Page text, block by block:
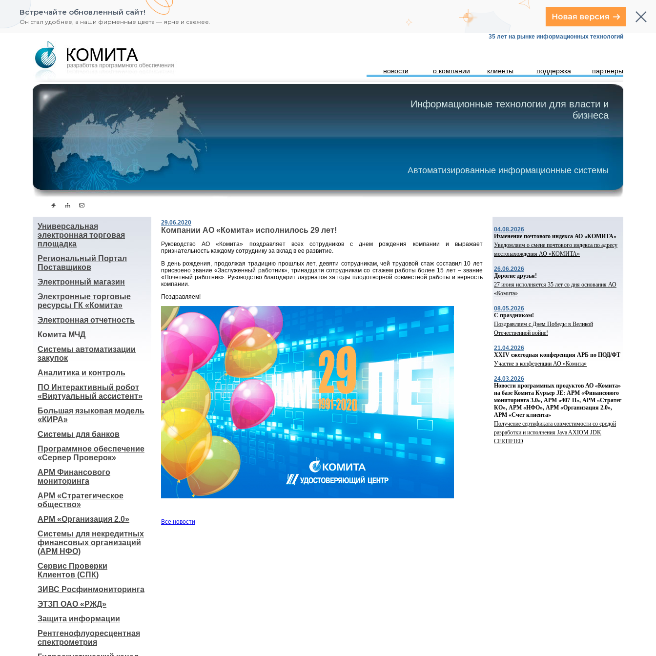
Встречайте обновленный сайт!
Он стал удобнее, а наши фирменные цвета — ярче и свежее.
35 лет на рынке информационных технологий
новости о компании клиенты поддержка партнеры
Информационные технологии для власти и
бизнеса
Автоматизированные информационные системы
Универсальная
электронная торговая
площадка
Региональный Портал
Поставщиков
Электронный магазин
Электронные торговые
ресурсы ГК «Комита»
Электронная отчетность
Комита МЧД
Системы автоматизации
закупок
Аналитика и контроль
ПО Интерактивный робот
«Виртуальный ассистент»
Большая языковая модель
«КИРА»
Системы для банков
Программное обеспечение
«Сервер Проверок»
АРМ Финансового
мониторинга
АРМ «Стратегическое
общество»
АРМ «Организация 2.0»
Системы для некредитных
финансовых организаций
(АРМ НФО)
Сервис Проверки
Клиентов (СПК)
ЗИВС Росфинмониторинга
ЭТЗП ОАО «РЖД»
Защита информации
Рентгенофлуоресцентная
спектрометрия
29.06.2020
Компании АО «Комита» исполнилось 29 лет!
Руководство АО «Комита» поздравляет всех сотрудников с днем рождения компании и выражает
признательность каждому сотруднику за вклад в ее развитие.
В день рождения, продолжая традицию прошлых лет, девяти сотрудникам, чей трудовой стаж составил 10 лет
присвоено звание «Заслуженный работник», тринадцати сотрудникам со стажем работы более 15 лет – звание
«Почетный работник». Руководство благодарит лауреатов за годы плодотворной совместной работы и верность
компании.
Поздравляем!
Все новости
04.08.2026
Изменение почтового индекса АО «КОМИТА»
Уведомляем о смене почтового индекса по адресу
местонахождения АО «КОМИТА»
26.06.2026
Дорогие друзья!
27 июня исполняется 35 лет со дня основания АО
«Комита»
08.05.2026
С праздником!
Поздравляем с Днем Победы в Великой
Отечественной войне!
21.04.2026
ХХIV ежегодная конференция АРБ по ПОД/ФТ
Участие в конференции АО «Комита»
24.03.2026
Новости программных продуктов АО «Комита»
на базе Комита Курьер JE: АРМ «Финансового
мониторинга 3.0», АРМ «407-П», АРМ «Стратег
КО», АРМ «НФО», АРМ «Организация 2.0»,
АРМ «Счет клиента»
Получение сертификата совместимости со средой
разработки и исполнения Java AXIOM JDK
CERTIFIED